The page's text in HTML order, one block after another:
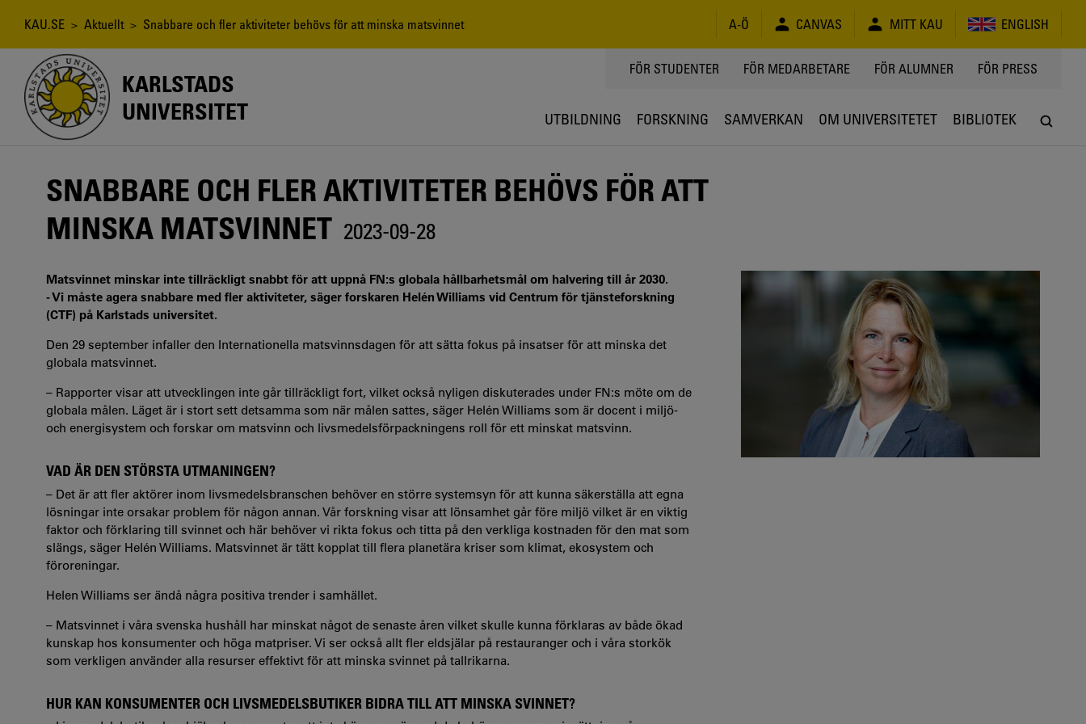
Länkstig
KAU.SE > Aktuellt > Snabbare och fler aktiviteter behövs för att minska matsvinnet A-Ö CANVAS MITT KAU ENGLISH
KARLSTADS
UNIVERSITET
TOPPMENY
FÖR STUDENTER FÖR MEDARBETARE FÖR ALUMNER FÖR PRESS
UTBILDNING FORSKNING SAMVERKAN OM UNIVERSITETET BIBLIOTEK
SNABBARE OCH FLER AKTIVITETER BEHÖVS FÖR ATT
MINSKA MATSVINNET 2023-09-28
Matsvinnet minskar inte tillräckligt snabbt för att uppnå FN:s globala hållbarhetsmål om halvering till år 2030.
- Vi måste agera snabbare med fler aktiviteter, säger forskaren Helén Williams vid Centrum för tjänsteforskning
(CTF) på Karlstads universitet.
Den 29 september infaller den Internationella matsvinnsdagen för att sätta fokus på insatser för att minska det
globala matsvinnet.
– Rapporter visar att utvecklingen inte går tillräckligt fort, vilket också nyligen diskuterades under FN:s möte om de
globala målen. Läget är i stort sett detsamma som när målen sattes, säger Helén Williams som är docent i miljö-
och energisystem och forskar om matsvinn och livsmedelsförpackningens roll för ett minskat matsvinn.
VAD ÄR DEN STÖRSTA UTMANINGEN?
– Det är att fler aktörer inom livsmedelsbranschen behöver en större systemsyn för att kunna säkerställa att egna
lösningar inte orsakar problem för någon annan. Vår forskning visar att lönsamhet går före miljö vilket är en viktig
faktor och förklaring till svinnet och här behöver vi rikta fokus och titta på den verkliga kostnaden för den mat som
slängs, säger Helén Williams. Matsvinnet är tätt kopplat till flera planetära kriser som klimat, ekosystem och
föroreningar.
Helen Williams ser ändå några positiva trender i samhället.
– Matsvinnet i våra svenska hushåll har minskat något de senaste åren vilket skulle kunna förklaras av både ökad
kunskap hos konsumenter och höga matpriser. Vi ser också allt fler eldsjälar på restauranger och i våra storkök
som verkligen använder alla resurser effektivt för att minska svinnet på tallrikarna.
HUR KAN KONSUMENTER OCH LIVSMEDELSBUTIKER BIDRA TILL ATT MINSKA SVINNET?